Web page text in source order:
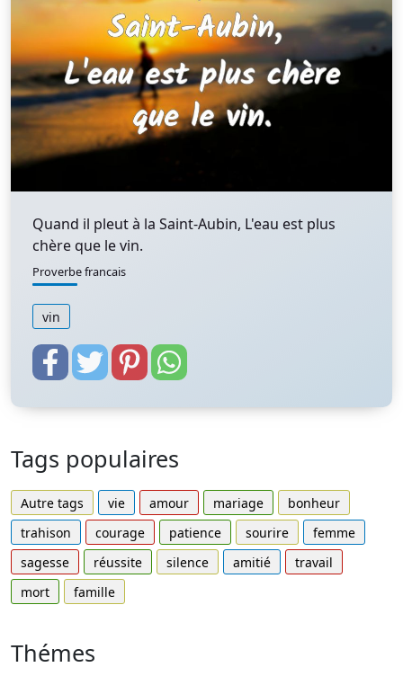
Quand il pleut à la Saint-Aubin, L'eau est plus
chère que le vin.
Proverbe francais
vin
Tags populaires
Autre tags vie amour mariage
bonheur
trahison
courage patience sourire
femme
sagesse
réussite silence amitié
travail
mort
famille
Thémes